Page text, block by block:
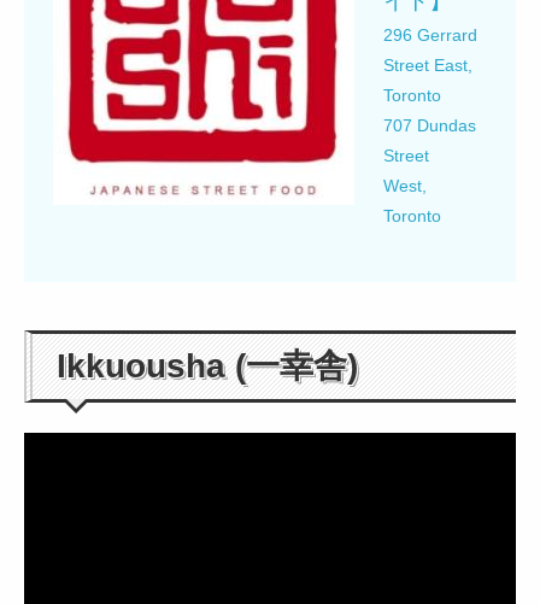
296 Gerrard
Street East,
Toronto
707 Dundas
Street
West,
Toronto
Ikkuousha (一幸舎)